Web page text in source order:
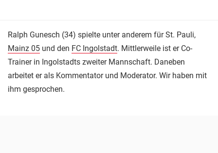
Ralph Gunesch (34) spielte unter anderem für St. Pauli,
Mainz 05 und den FC Ingolstadt. Mittlerweile ist er Co-
Trainer in Ingolstadts zweiter Mannschaft. Daneben
arbeitet er als Kommentator und Moderator. Wir haben mit
ihm gesprochen.